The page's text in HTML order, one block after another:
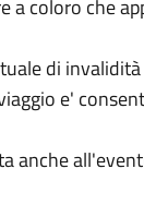
a coloro che
di
e'
anche